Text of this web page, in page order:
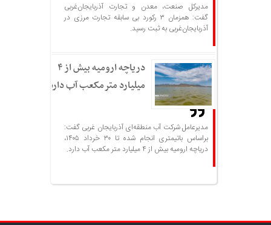
مدیرکل صنعت، معدن و تجارت آذربایجان‌غربی
گفت: همزمان ۳ رکورد بی سابقه تجارت مرزی در
آذربایجان‌غربی به ثبت رسید.
دریاچه ارومیه بیش از ۴
میلیارد مترمکعب آب دارد
مدیرعامل شرکت آب منطقه‌ای آذربایجان غربی گفت:
براساس باتیمتری انجام شده تا ۳۰ خرداد ۱۴۰۵،
دریاچه ارومیه بیش از ۴ میلیارد متر مکعب آب دارد.